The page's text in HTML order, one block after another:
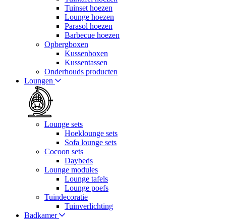
Tuinset hoezen
Lounge hoezen
Parasol hoezen
Barbecue hoezen
Opbergboxen
Kussenboxen
Kussentassen
Onderhouds producten
Loungen
Lounge sets
Hoeklounge sets
Sofa lounge sets
Cocoon sets
Daybeds
Lounge modules
Lounge tafels
Lounge poefs
Tuindecoratie
Tuinverlichting
Badkamer